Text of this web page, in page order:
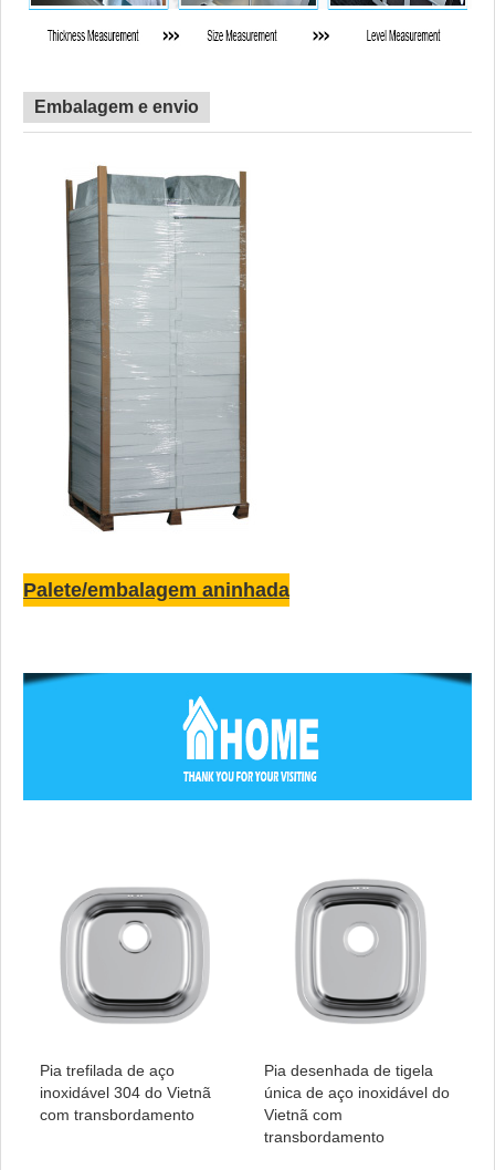
Embalagem e envio
Palete/embalagem aninhada
Pia trefilada de aço
inoxidável 304 do Vietnã
com transbordamento
Pia desenhada de tigela
única de aço inoxidável do
Vietnã com
transbordamento